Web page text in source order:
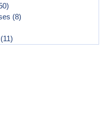
(8)
(11)